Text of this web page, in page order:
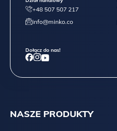
NASZE PRODUKTY
+48 507 507 217
info@minko.co
Dołącz do nas!